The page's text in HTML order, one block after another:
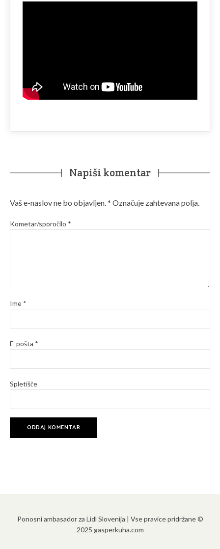
Napiši komentar
Vaš e-naslov ne bo objavljen. * Označuje zahtevana polja.
Kometar/sporočilo *
Ime *
E-pošta *
Spletišče
Ponosni ambasador za Lidl Slovenija | Vse pravice pridržane ©
2025 gasperkuha.com